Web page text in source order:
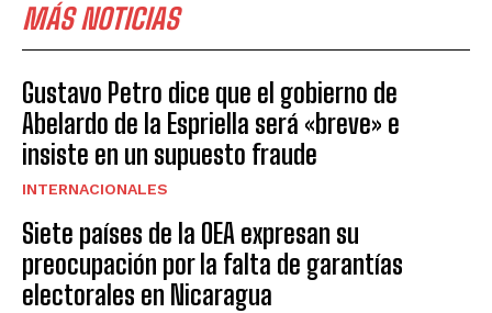
MÁS NOTICIAS
Gustavo Petro dice que el gobierno de
Abelardo de la Espriella será «breve» e
insiste en un supuesto fraude
INTERNACIONALES
Siete países de la OEA expresan su
preocupación por la falta de garantías
electorales en Nicaragua